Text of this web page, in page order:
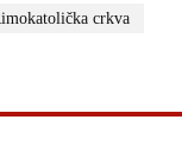
crkva